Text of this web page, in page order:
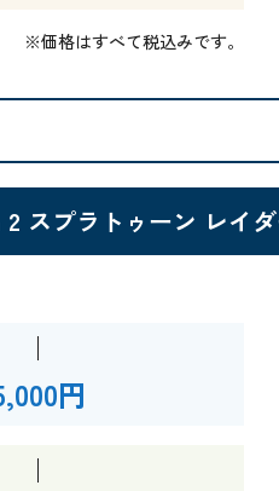
※価格はすべて税込みです。
スプラトゥーン レイ
円